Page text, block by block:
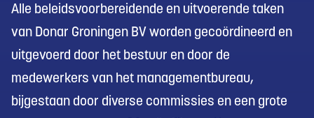
Alle beleidsvoorbereidende en uitvoerende taken
van Donar Groningen BV worden gecoördineerd en
uitgevoerd door het bestuur en door de
medewerkers van het managementbureau,
bijgestaan door diverse commissies en een grote